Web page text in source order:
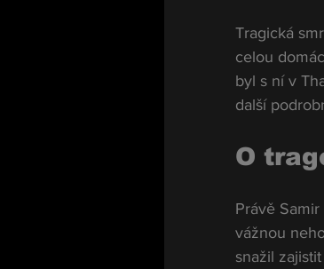
Tragická
celou
byl s ní v
další
O
Právě
vážnou
snažil